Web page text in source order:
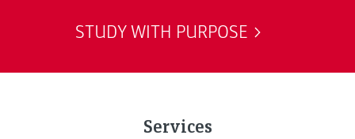
STUDY WITH PURPOSE
Services